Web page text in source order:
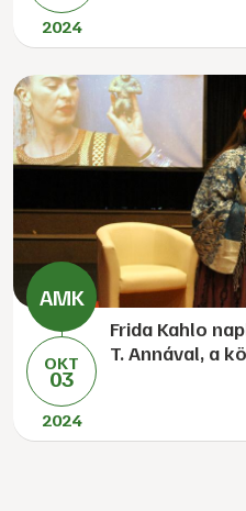
2024
OKT
03
2024
Frida Kahlo
T. Annával, a